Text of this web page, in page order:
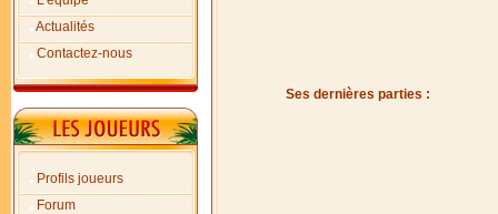
Actualités
Contactez-nous
Profils joueurs
Forum
Ses dernières parties :